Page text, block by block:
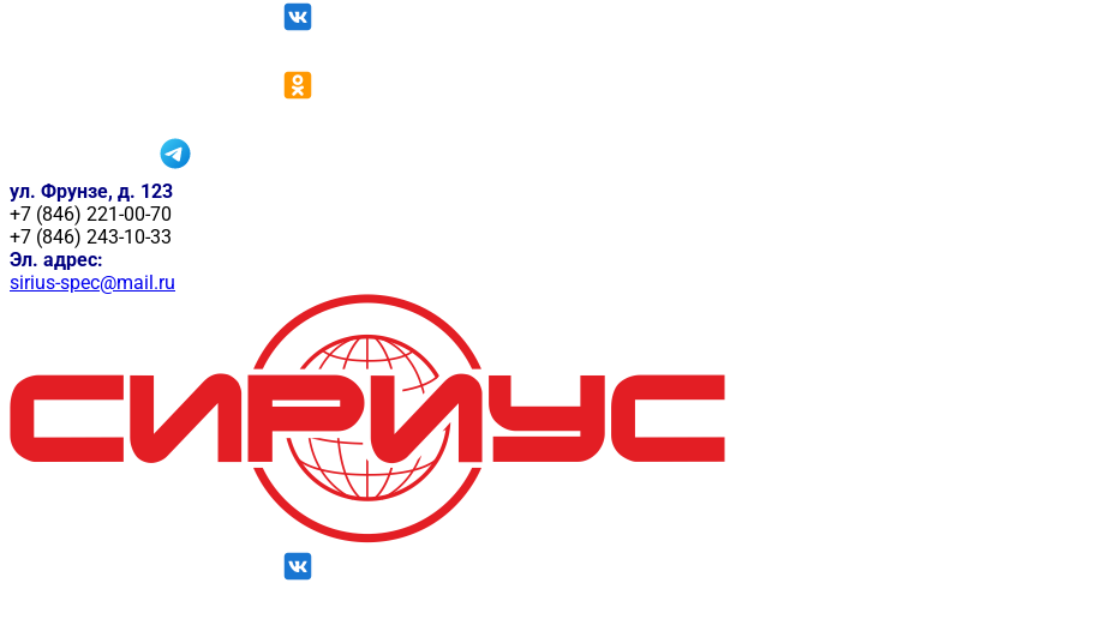
ул. Фрунзе, д. 123
+7 (846) 221-00-70
+7 (846) 243-10-33
Эл. адрес:
sirius-spec@mail.ru